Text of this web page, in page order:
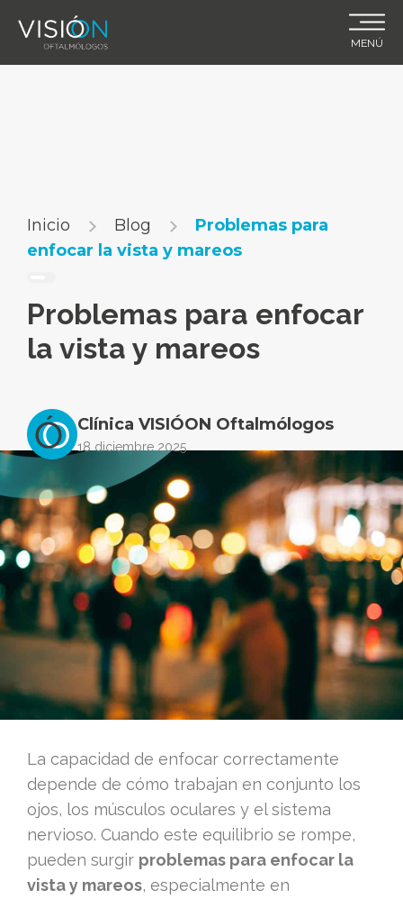
content
MENÚ
Inicio Blog
Problemas para
enfocar la vista y mareos
Problemas para enfocar
la vista y mareos
Clínica VISIÓON Oftalmólogos
18 diciembre 2025
La capacidad de enfocar correctamente
depende de cómo trabajan en conjunto los
ojos, los músculos oculares y el sistema
nervioso. Cuando este equilibrio se rompe,
pueden surgir problemas para enfocar la
vista y mareos, especialmente en